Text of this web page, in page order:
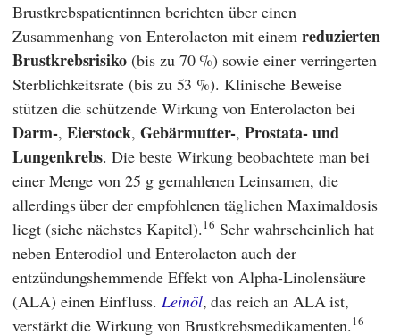
Brustkrebspatientinnen berichten über einen
Zusammenhang von Enterolacton mit einem reduzierten
Brustkrebsrisiko (bis zu 70 %) sowie einer verringerten
Sterblichkeitsrate (bis zu 53 %). Klinische Beweise
stützen die schützende Wirkung von Enterolacton bei
Darm-, Eierstock,Gebärmutter-, Prostata- und
Lungenkrebs. Die beste Wirkung beobachtete man bei
einer Menge von 25 g gemahlenen Leinsamen, die
allerdings über der empfohlenen täglichen Maximaldosis
liegt (siehe nächstes Kapitel).16 Sehr wahrscheinlich hat
neben Enterodiol und Enterolacton auch der
entzündungshemmende Effekt von Alpha-Linolensäure
(ALA) einen Einfluss. Leinöl, das reich an ALA ist,
verstärkt die Wirkung von Brustkrebsmedikamenten.16